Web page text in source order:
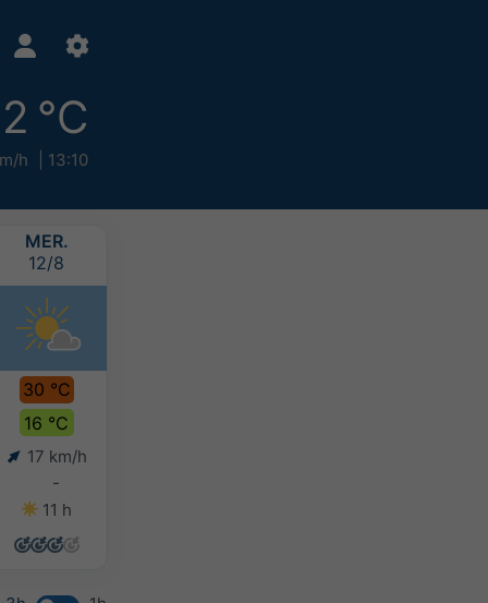
°C
h 13:10
MER.
12/8
30 °C
16 °C
17 km/h
-
11 h